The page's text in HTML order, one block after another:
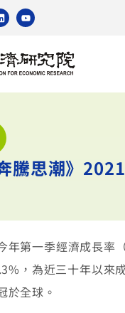
騰思潮》
第一季經濟成長率
，為近三十年以來
於全球。